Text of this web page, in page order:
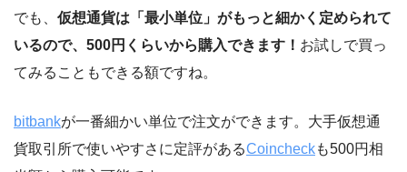
でも、 仮想通貨は「最小単位」がもっと細かく定められて
いるので、500円くらいから購入できます！ お試しで買っ
てみることもできる額ですね。
bitbankが一番細かい単位で注文ができます。大手仮想通
貨取引所で使いやすさに定評があるCoincheckも500円相